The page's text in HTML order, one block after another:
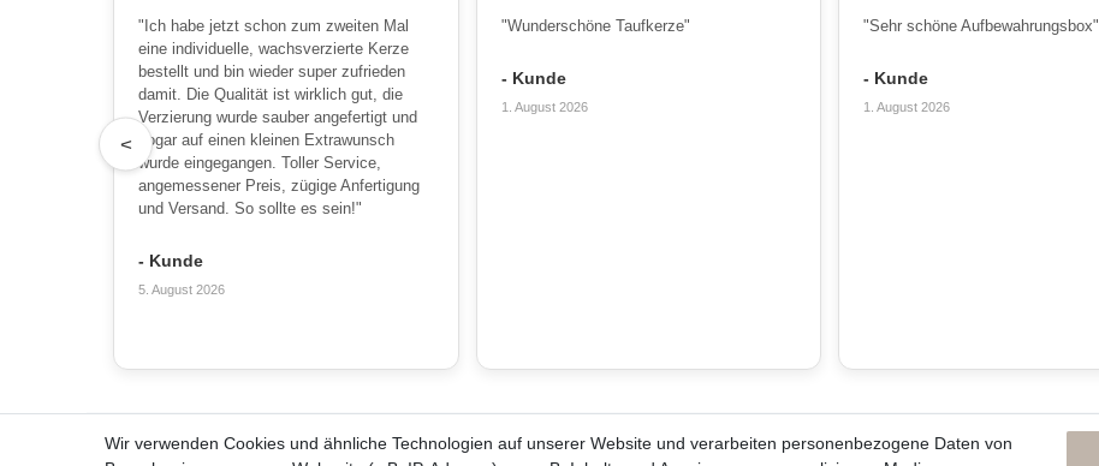
"Ich habe jetzt schon zum zweiten Mal
eine individuelle, wachsverzierte Kerze
bestellt und bin wieder super zufrieden
damit. Die Qualität ist wirklich gut, die
Verzierung wurde sauber angefertigt und
sogar auf einen kleinen Extrawunsch
wurde eingegangen. Toller Service,
angemessener Preis, zügige Anfertigung
und Versand. So sollte es sein!"
- Kunde
5. August 2026
"Wunderschöne Taufkerze"
- Kunde
1. August 2026
"Sehr schöne Aufbewahrungsbox"
- Kunde
1. August 2026
<
Alles zum Bestellen Über uns und unsere Kerzen Du erreichst uns von
Wir verwenden Cookies und ähnliche Technologien auf unserer Website und verarbeiten personenbezogene Daten von